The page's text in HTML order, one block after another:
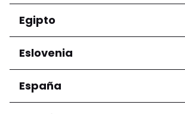
Condado de Tirana
Regiones
Niederösterreich
Salzburg
Wien
Egipto
Regiones
Gobernación de El Cairo
Eslovenia
Regiones
Ljubljana
España